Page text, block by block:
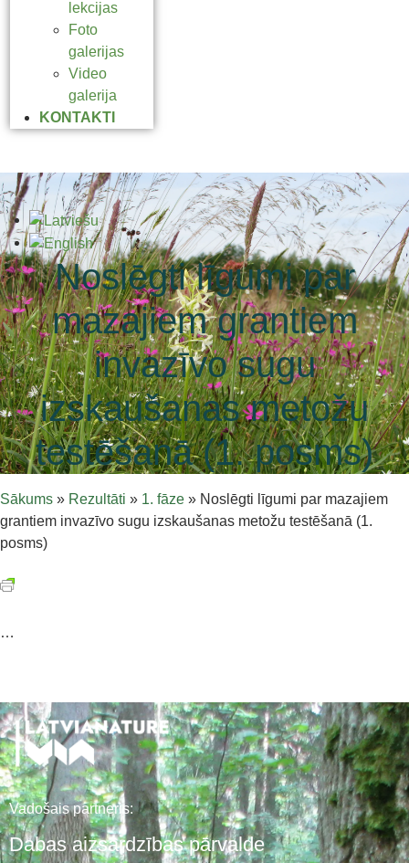
lekcijas
Foto
galerijas
Video
galerija
KONTAKTI
Noslēgti līgumi par
mazajiem grantiem
invazīvo sugu
izskaušanas metožu
testēšanā (1. posms)
Sākums » Rezultāti » 1. fāze » Noslēgti līgumi par mazajiem
grantiem invazīvo sugu izskaušanas metožu testēšanā (1.
posms)
…
Vadošais partneris:
Dabas aizsardzības pārvalde